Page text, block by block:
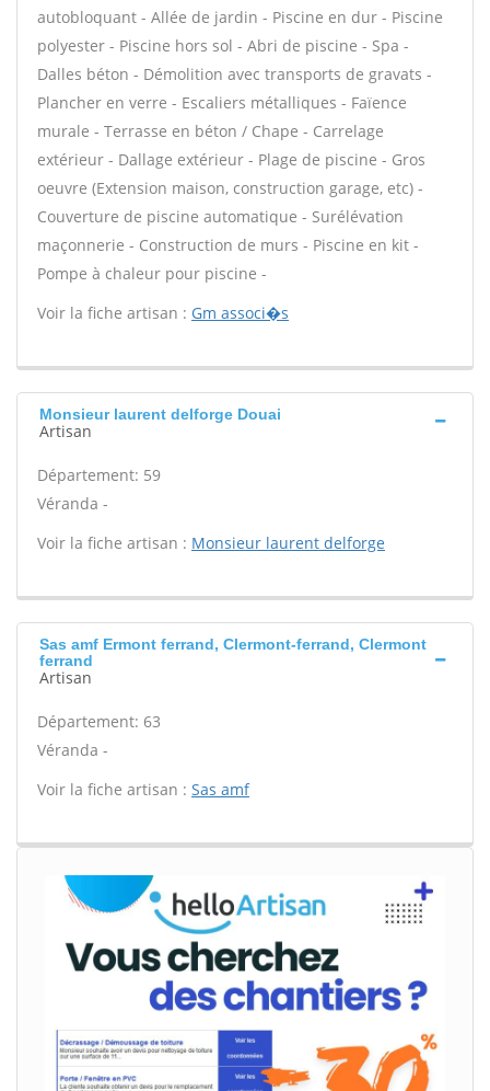
autobloquant - Allée de jardin - Piscine en dur - Piscine
polyester - Piscine hors sol - Abri de piscine - Spa -
Dalles béton - Démolition avec transports de gravats -
Plancher en verre - Escaliers métalliques - Faïence
murale - Terrasse en béton / Chape - Carrelage
extérieur - Dallage extérieur - Plage de piscine - Gros
oeuvre (Extension maison, construction garage, etc) -
Couverture de piscine automatique - Surélévation
maçonnerie - Construction de murs - Piscine en kit -
Pompe à chaleur pour piscine -
Voir la fiche artisan : Gm associ�s
Monsieur laurent delforge Douai
Artisan
Département: 59
Véranda -
Voir la fiche artisan : Monsieur laurent delforge
Sas amf Ermont ferrand, Clermont-ferrand, Clermont
ferrand
Artisan
Département: 63
Véranda -
Voir la fiche artisan : Sas amf